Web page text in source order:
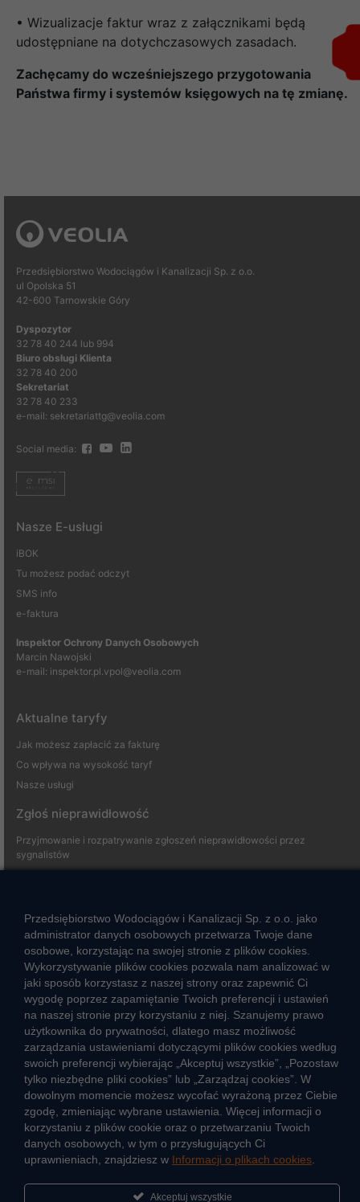
• Wizualizacje faktur wraz z załącznikami będą
udostępniane na dotychczasowych zasadach.
Zachęcamy do wcześniejszego przygotowania
Państwa firmy i systemów księgowych na tę zmianę.
Przedsiębiorstwo Wodociągów i Kanalizacji Sp. z o.o.
ul Opolska 51
42-600 Tarnowskie Góry
Dyspozytor
32 78 40 244 lub 994
Biuro obsługi Klienta
32 78 40 200
Sekretariat
32 78 40 233
e-mail: sekretariattg@veolia.com
Social media:
Nasze E-usługi
iBOK
Tu możesz podać odczyt
SMS info
e-faktura
Inspektor Ochrony Danych Osobowych
Marcin Nawojski
e-mail: inspektor.pl.vpol@veolia.com
Aktualne taryfy
Jak możesz zapłacić za fakturę
Co wpływa na wysokość taryf
Nasze usługi
Zgłoś nieprawidłowość
Przyjmowanie i rozpatrywanie zgłoszeń nieprawidłowości przez
sygnalistów
Aktualności
Informacja o jakości wody
Informacje o przerwach w dostawie wody
Pogotowie wodociągowe
Jak oszczędzać wodę
Czego nie wrzucać do kanalizacji
Jak unikać strat wody
Nawyki eko-mieszkańca
Dane kluczowe
Sieć wodociągowa i ujęcia wody
Oczyszczalnie ścieków
Jak kontrolujemy jakość wody i ścieków
Przedsiębiorstwo Wodociągów i Kanalizacji Sp. z o.o. jako
administrator danych osobowych przetwarza Twoje dane
osobowe, korzystając na swojej stronie z plików cookies.
Wykorzystywanie plików cookies pozwala nam analizować w
jaki sposób korzystasz z naszej strony oraz zapewnić Ci
wygodę poprzez zapamiętanie Twoich preferencji i ustawień
na naszej stronie przy korzystaniu z niej. Szanujemy prawo
użytkownika do prywatności, dlatego masz możliwość
zarządzania ustawieniami dotyczącymi plików cookies według
swoich preferencji wybierając „Akceptuj wszystkie”, „Pozostaw
tylko niezbędne pliki cookies” lub „Zarządzaj cookies”. W
dowolnym momencie możesz wycofać wyrażoną przez Ciebie
zgodę, zmieniając wybrane ustawienia. Więcej informacji o
korzystaniu z plików cookie oraz o przetwarzaniu Twoich
danych osobowych, w tym o przysługujących Ci
uprawnieniach, znajdziesz w Informacji o plikach cookies
Akceptuj wszystkie